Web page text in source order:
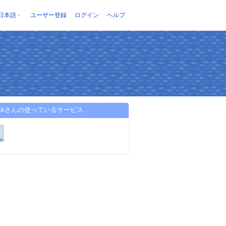
本語 ユーザー登録 ログイン ヘルプ
さんの使っているサービス